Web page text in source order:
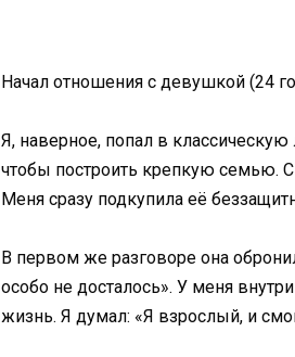
Начал отношения с девушкой (24
Я, наверное, попал в классическую
чтобы построить крепкую семью.
Меня сразу подкупила её
В первом же разговоре она
особо не досталось». У меня
жизнь. Я думал: «Я взрослый, и